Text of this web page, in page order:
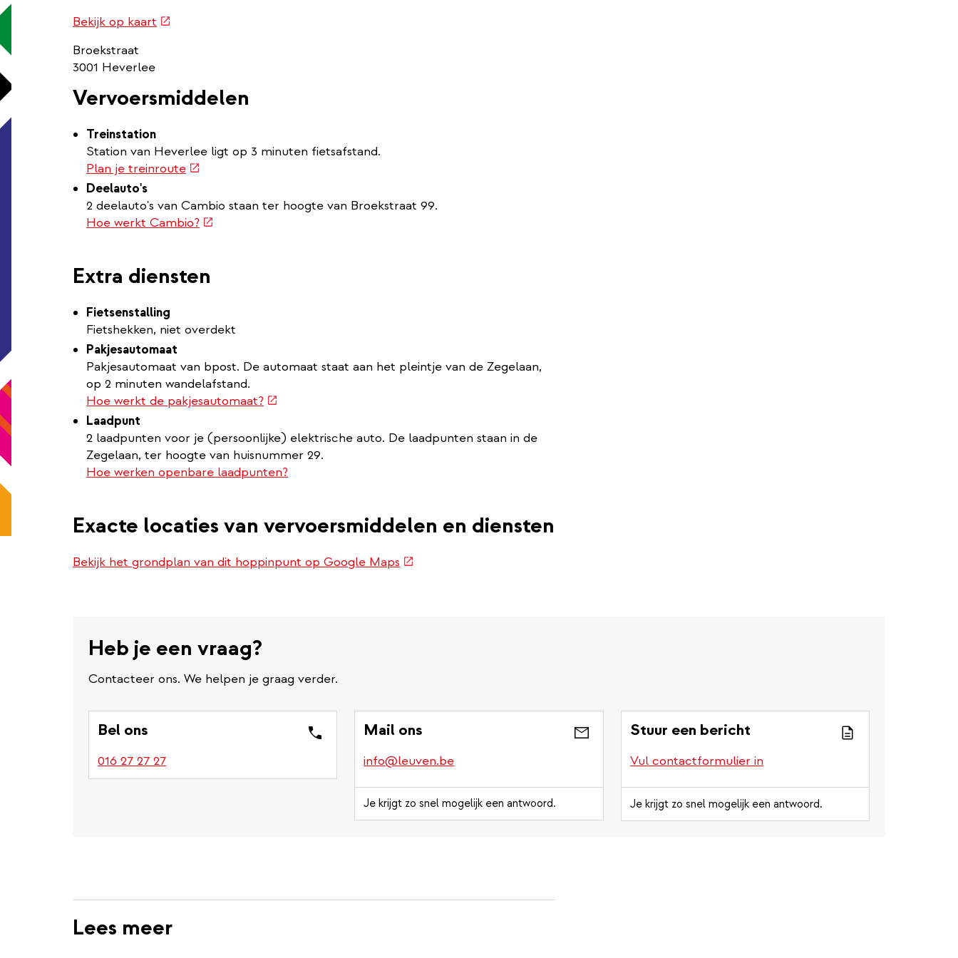
Routebeschrijving
Bekijk op kaart (externe
Broekstraat
3001 Heverlee
Vervoersmiddelen
Treinstation
Station van Heverlee ligt op 3 minuten fietsafstand.
Plan je treinroute(externe
Deelauto's
2 deelauto's van Cambio staan ter hoogte van Broekstraat 99.
Hoe werkt Cambio? (externe
Extra diensten
Fietsenstalling
Fietshekken, niet overdekt
Pakjesautomaat
Pakjesautomaat van bpost. De automaat staat aan het pleintje van de Zegelaan,
op 2 minuten wandelafstand.
Hoe werkt de pakjesautomaat? (externe
Laadpunt
2 laadpunten voor je (persoonlijke) elektrische auto. De laadpunten staan in de
Zegelaan, ter hoogte van huisnummer 29.
Hoe werken openbare laadpunten?
Exacte locaties van vervoersmiddelen en diensten
Bekijk het grondplan van dit hoppinpunt op Google Maps (externe
Heb je een vraag?
Contacteer ons. We helpen je graag verder.
Bel ons
016 27 27 27
Mail ons
info@leuven.be
Je krijgt zo snel mogelijk een antwoord.
Stuur een bericht
Vul contactformulier in
Je krijgt zo snel mogelijk een antwoord.
Lees meer